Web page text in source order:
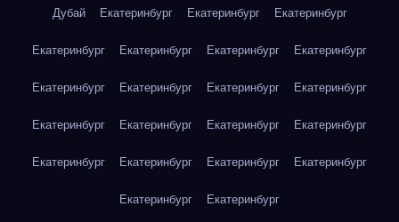
Дубай Екатеринбург Екатеринбург Екатеринбург
Екатеринбург Екатеринбург Екатеринбург Екатеринбург
Екатеринбург Екатеринбург Екатеринбург Екатеринбург
Екатеринбург Екатеринбург Екатеринбург Екатеринбург
Екатеринбург Екатеринбург Екатеринбург Екатеринбург
Екатеринбург Екатеринбург